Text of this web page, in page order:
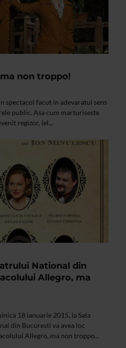
non troppo!
spectacol facut in adevaratul sens
public. Asa cum marturiseste
regizor, (el...
National din
Allegro, ma
18 ianuarie 2015, la Sala
din Bucuresti va avea loc
Allegro, ma non troppo...